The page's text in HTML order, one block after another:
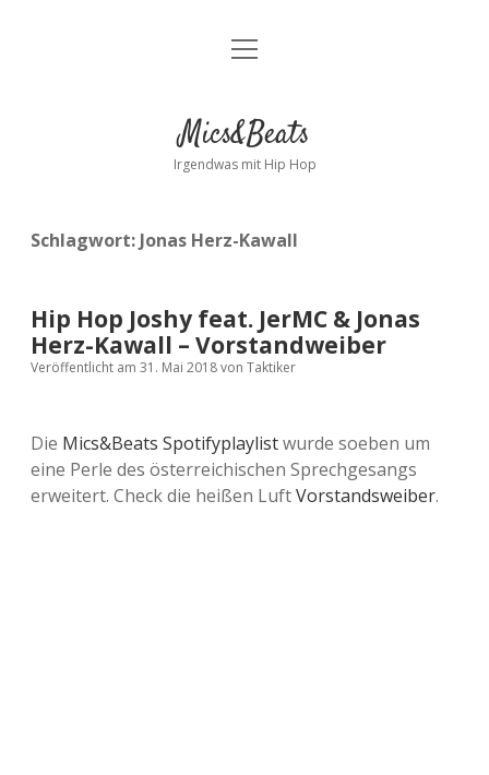
Kontakt
facebookinstagram
bandcamp
spotify
Menü
Mics&Beats
Irgendwas mit Hip Hop
Schlagwort: Jonas Herz-Kawall
Hip Hop Joshy feat. JerMC & Jonas
Herz-Kawall – Vorstandweiber
Veröffentlicht am 31. Mai 2018von Taktiker
Die Mics&Beats Spotifyplaylistwurde soeben um
eine Perle des österreichischen Sprechgesangs
erweitert. Check die heißen LuftVorstandsweiber.